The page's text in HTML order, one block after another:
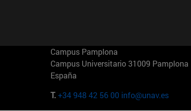
Campus Pamplona
Campus Universitario 31009 Pamplona
España
T.+34 948 42 56 00 info@unav.es